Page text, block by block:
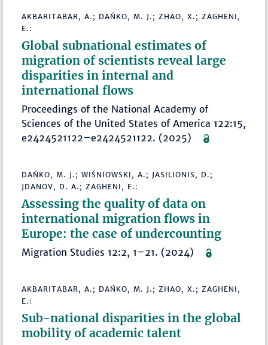
AKBARITABAR, A.; DAŃKO, M. J.; ZHAO, X.; ZAGHENI,
E.:
Global subnational estimates of
migration of scientists reveal large
disparities in internal and
international flows
Proceedings of the National Academy of
Sciences of the United States of America 122:15,
e2424521122–e2424521122. (2025)
DAŃKO, M. J.; WIŚNIOWSKI, A.; JASILIONIS, D.;
JDANOV, D. A.; ZAGHENI, E.:
Assessing the quality of data on
international migration flows in
Europe: the case of undercounting
Migration Studies 12:2, 1–21. (2024)
AKBARITABAR, A.; DAŃKO, M. J.; ZHAO, X.; ZAGHENI,
E.:
Sub-national disparities in the global
mobility of academic talent